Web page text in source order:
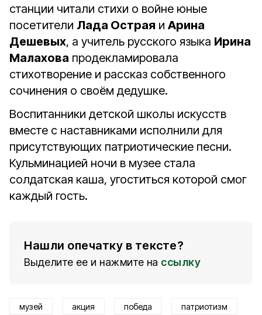
станции читали стихи о войне юные
посетители Лада Острая и Арина
Дешевых, а учитель русского языка Ирина
Малахова продекламировала
стихотворение и рассказ собственного
сочинения о своём дедушке.
Воспитанники детской школы искусств
вместе с наставниками исполнили для
присутствующих патриотические песни.
Кульминацией ночи в музее стала
солдатская каша, угоститься которой смог
каждый гость.
Нашли опечатку в тексте?
Выделите ее и нажмите на ссылку
музей акция победа патриотизм